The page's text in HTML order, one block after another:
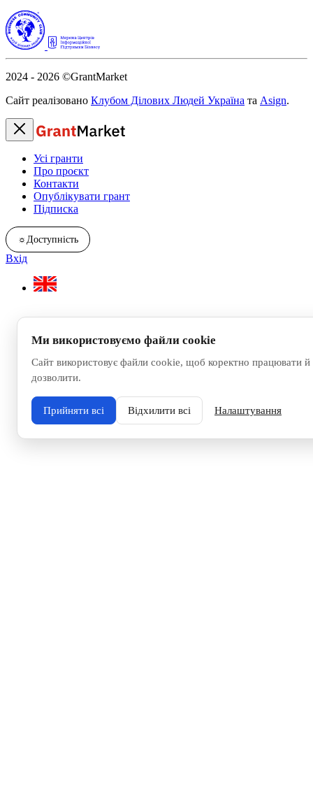
2024 - 2026 ©GrantMarket
Сайт реалізовано Клубом Ділових Людей Україна та Asign.
Усі гранти
Про проєкт
Контакти
Опублікувати грант
Підписка
☼ Доступність
Вхід
Ми використовуємо файли cookie
Сайт використовує файли cookie, щоб коректно працювати
дозволити.
Прийняти всі Відхилити всі Налаштування